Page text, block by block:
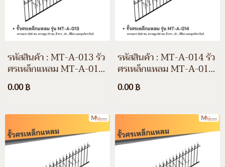
รหัสสินค้า : MT-A-013 รั้ว
ศรเหล็กแหลม MT-A-013
ความยาว 200 ซม. ความสูง
70 ซม. สีขาว สีดำ สีอื่นๆ
0.00 ฿
รหัสสินค้า : MT-A-014 รั้ว
ศรเหล็กแหลม MT-A-014
ความยาว 200 ซม. ความสูง
80 ซม. สีขาว สีดำ สีอื่นๆ
0.00 ฿